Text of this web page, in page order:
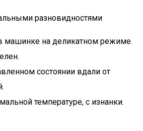
разновидностями
машинке на деликатном режиме.
состоянии вдали от
температуре, с изнанки.